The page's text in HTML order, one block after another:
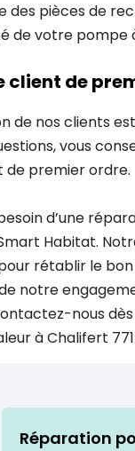
des pièces de
de votre pompe
client de
de nos clients
vous
de premier ordre.
d’une
Habitat.
rétablir le
notre
nous
à Chalifert
Réparation